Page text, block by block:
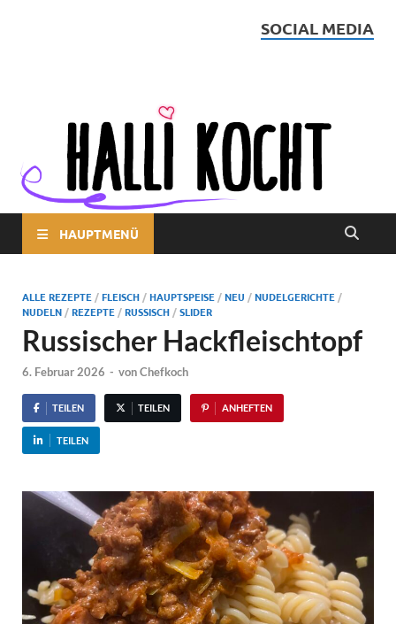
SOCIAL MEDIA
HAUPTMENÜ
ALLE REZEPTE /FLEISCH /HAUPTSPEISE /NEU /NUDELGERICHTE /
NUDELN /REZEPTE /RUSSISCH /SLIDER
Russischer Hackfleischtopf
6. Februar 2026 - vonChefkoch
TEILEN TEILEN ANHEFTEN
TEILEN